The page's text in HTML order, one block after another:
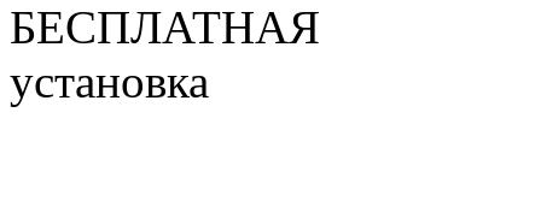
БЕСПЛАТНАЯ
установка